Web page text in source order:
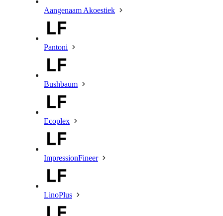
Aangenaam Akoestiek
Pantoni
Bushbaum
Ecoplex
ImpressionFineer
LinoPlus